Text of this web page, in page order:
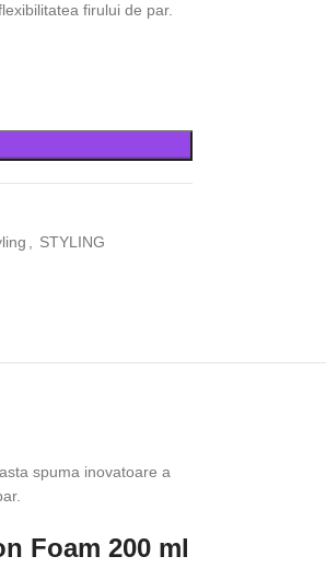
firului de par.
STYLING
spuma inovatoare a
Foam 200 ml